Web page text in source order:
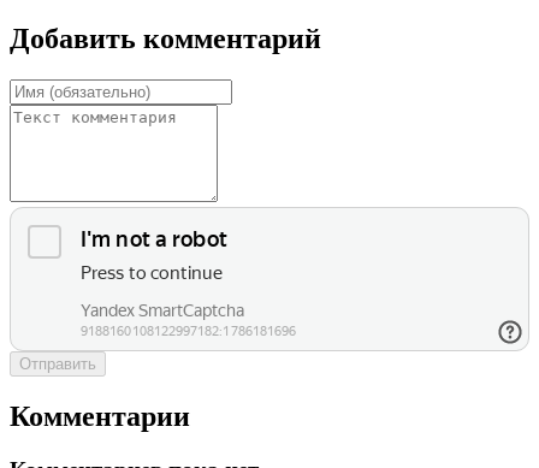
Добавить комментарий
Отправить
Комментарии